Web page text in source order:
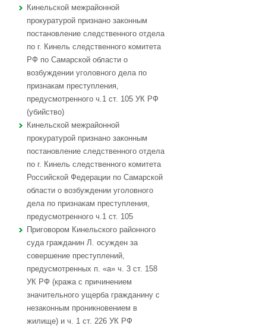
Кинельской межрайонной
прокуратурой признано законным
постановление следственного отдела
по г. Кинель следственного комитета
РФ по Самарской области о
возбуждении уголовного дела по
признакам преступления,
предусмотренного ч.1 ст. 105 УК РФ
(убийство)
Кинельской межрайонной
прокуратурой признано законным
постановление следственного отдела
по г. Кинель следственного комитета
Российской Федерации по Самарской
области о возбуждении уголовного
дела по признакам преступления,
предусмотренного ч.1 ст. 105
Приговором Кинельского районного
суда гражданин Л. осужден за
совершение преступлений,
предусмотренных п. «а» ч. 3 ст. 158
УК РФ (кража с причинением
значительного ущерба гражданину с
незаконным проникновением в
жилище) и ч. 1 ст. 226 УК РФ